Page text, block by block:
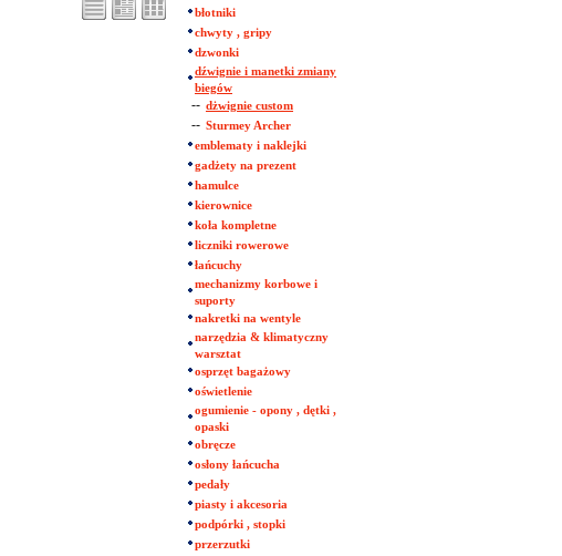
błotniki
chwyty , gripy
dzwonki
dźwignie i manetki zmiany
biegów
-- dżwignie custom
-- Sturmey Archer
emblematy i naklejki
gadżety na prezent
hamulce
kierownice
koła kompletne
liczniki rowerowe
łańcuchy
mechanizmy korbowe i
suporty
nakretki na wentyle
narzędzia & klimatyczny
warsztat
osprzęt bagażowy
oświetlenie
ogumienie - opony , dętki ,
opaski
obręcze
osłony łańcucha
pedały
piasty i akcesoria
podpórki , stopki
przerzutki